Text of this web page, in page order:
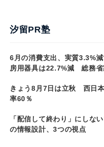
汐留PR塾
6月の消費支出、実質3.3%
房用器具は22.7%減 総務省
きょう8月7日は立秋 西日
率60％
「配信して終わり」にしな
の情報設計、3つの視点